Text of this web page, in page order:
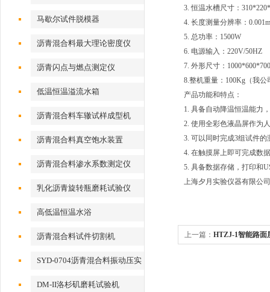
3. 恒温水槽尺寸：
4. 长度测量分辨率：
5. 总功率：1500W
6. 电源输入：220V/50HZ
7. 外形尺寸：
8.整机重量：100Kg（我
产品功能和特点：
1. 具备自动降温恒温能力
2. 使用全彩色液晶屏作为
3. 可以同时完成3组试件的
4. 在触摸屏上即可完成数
5. 具备数据存储，打印和
上海夕月实验仪器有限公
上一篇： HTZJ-1智能路面
马歇尔试件脱模器
沥青混合料最大理论密度仪
沥青闪点与燃点测定仪
低温恒温溢流水箱
沥青混合料车辙试样成型机
沥青混合料真空饱水装置
沥青混合料渗水系数测定仪
乳化沥青旋转瓶磨耗试验仪
高低温恒温水浴
沥青混合料试件切割机
SYD-0704沥青混合料振动压实
DM-II洛杉矶磨耗试验机